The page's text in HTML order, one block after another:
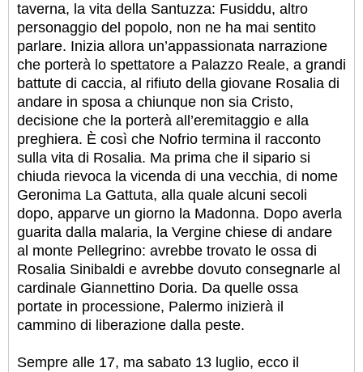
taverna, la vita della Santuzza: Fusiddu, altro
personaggio del popolo, non ne ha mai sentito
parlare. Inizia allora un’appassionata narrazione
che porterà lo spettatore a Palazzo Reale, a grandi
battute di caccia, al rifiuto della giovane Rosalia di
andare in sposa a chiunque non sia Cristo,
decisione che la porterà all’eremitaggio e alla
preghiera. È così che Nofrio termina il racconto
sulla vita di Rosalia. Ma prima che il sipario si
chiuda rievoca la vicenda di una vecchia, di nome
Geronima La Gattuta, alla quale alcuni secoli
dopo, apparve un giorno la Madonna. Dopo averla
guarita dalla malaria, la Vergine chiese di andare
al monte Pellegrino: avrebbe trovato le ossa di
Rosalia Sinibaldi e avrebbe dovuto consegnarle al
cardinale Giannettino Doria. Da quelle ossa
portate in processione, Palermo inizierà il
cammino di liberazione dalla peste.
Sempre alle 17, ma sabato 13 luglio, ecco il